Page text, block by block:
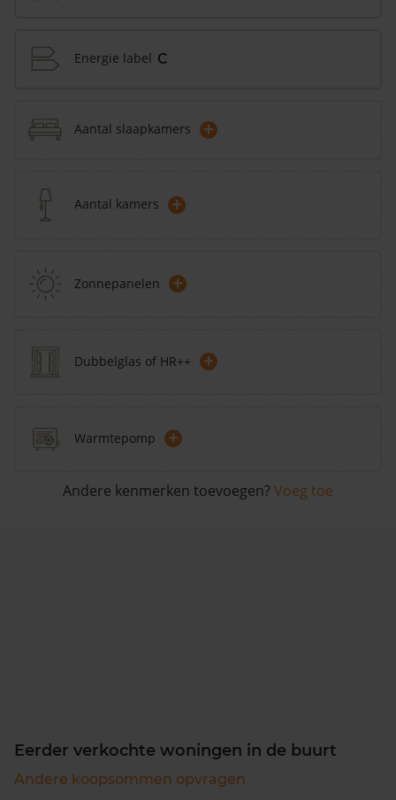
Energie label C
Aantal slaapkamers +
Aantal kamers +
Zonnepanelen +
Dubbelglas of HR++ +
Warmtepomp +
Andere kenmerken toevoegen? Voeg toe
Eerder verkochte woningen in de buurt
Andere koopsommen opvragen